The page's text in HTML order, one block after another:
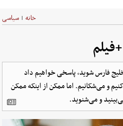
خانه | سیاسی
فارس شوید، پاسخی خواهیم داد
و می‌شکانیم. اما ممکن از اینکه ممکن
و می‌شنوید.